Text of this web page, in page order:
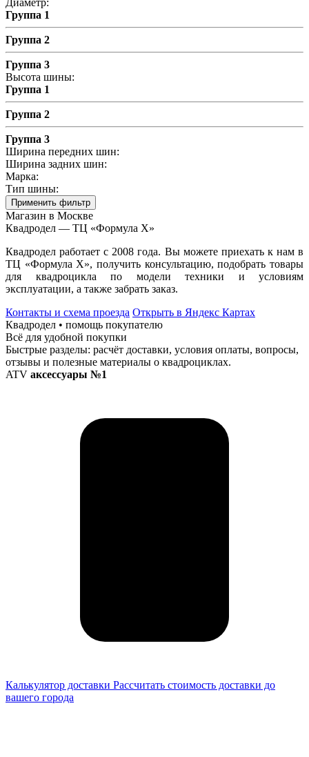
Диаметр:
Группа 1
Группа 2
Группа 3
Высота шины:
Группа 1
Группа 2
Группа 3
Ширина передних шин:
Ширина задних шин:
Марка:
Тип шины:
Применить фильтр
Магазин в Москве
Квадродел — ТЦ «Формула Х»
Квадродел работает с 2008 года. Вы можете приехать к нам в
ТЦ «Формула Х», получить консультацию, подобрать товары
для квадроцикла по модели техники и условиям
эксплуатации, а также забрать заказ.
Контакты и схема проезда Открыть в Яндекс Картах
Квадродел • помощь покупателю
Всё для удобной покупки
Быстрые разделы: расчёт доставки, условия оплаты, вопросы,
отзывы и полезные материалы о квадроциклах.
ATV аксессуары №1
Калькулятор доставки Рассчитать стоимость доставки до
вашего города